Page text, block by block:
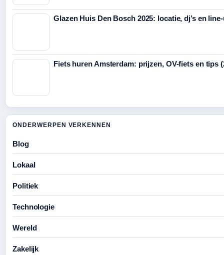
Glazen Huis Den Bosch 2025: locatie, dj’s en
Fiets huren Amsterdam: prijzen, OV-fiets en tips
ONDERWERPEN VERKENNEN
Blog
Lokaal
Politiek
Technologie
Wereld
Zakelijk